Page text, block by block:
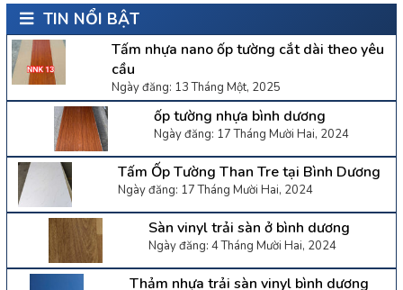
TIN NỔI BẬT
Tấm nhựa nano ốp tường cắt dài theo yêu
cầu
Ngày đăng: 13 Tháng Một, 2025
ốp tường nhựa bình dương
Ngày đăng: 17 Tháng Mười Hai, 2024
Tấm Ốp Tường Than Tre tại Bình Dương
Ngày đăng: 17 Tháng Mười Hai, 2024
Sàn vinyl trải sàn ở bình dương
Ngày đăng: 4 Tháng Mười Hai, 2024
Thảm nhựa trải sàn vinyl bình dương